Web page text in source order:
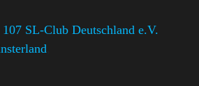
SL-Club Deutschland e.V.